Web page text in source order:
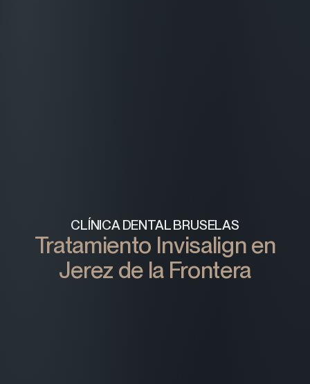
CLÍNICA DENTAL BRUSELAS
Tratamiento Invisalign en
Jerez de la Frontera